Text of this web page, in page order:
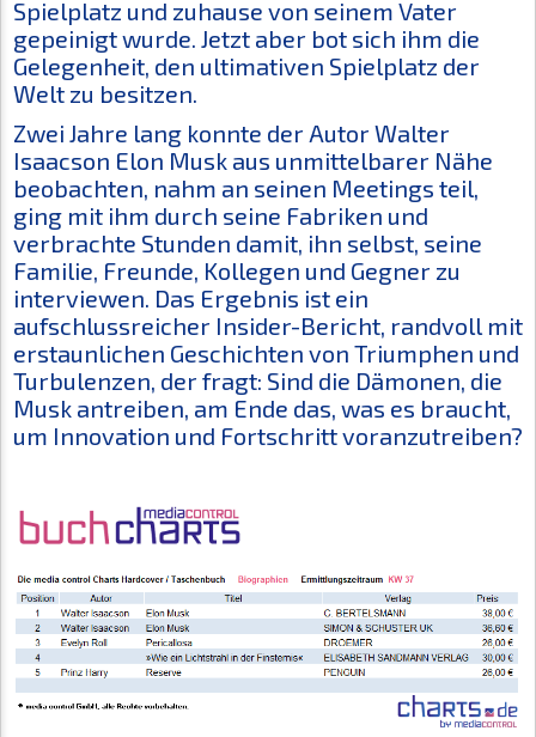
Spielplatz und zuhause von seinem Vater
gepeinigt wurde. Jetzt aber bot sich ihm die
Gelegenheit, den ultimativen Spielplatz der
Welt zu besitzen.
Zwei Jahre lang konnte der Autor Walter
Isaacson Elon Musk aus unmittelbarer Nähe
beobachten, nahm an seinen Meetings teil,
ging mit ihm durch seine Fabriken und
verbrachte Stunden damit, ihn selbst, seine
Familie, Freunde, Kollegen und Gegner zu
interviewen. Das Ergebnis ist ein
aufschlussreicher Insider-Bericht, randvoll mit
erstaunlichen Geschichten von Triumphen und
Turbulenzen, der fragt: Sind die Dämonen, die
Musk antreiben, am Ende das, was es braucht,
um Innovation und Fortschritt voranzutreiben?